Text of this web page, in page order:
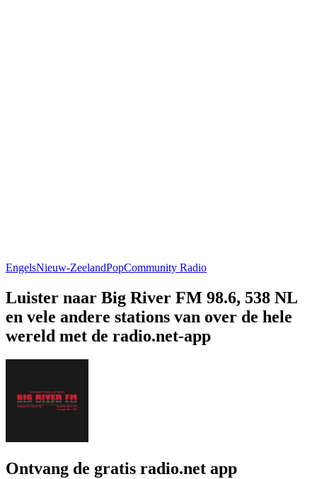
EngelsNieuw-ZeelandPopCommunity Radio
Luister naar Big River FM 98.6, 538 NL
en vele andere stations van over de hele
wereld met de radio.net-app
Ontvang de gratis radio.net app